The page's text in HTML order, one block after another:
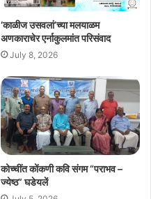
‘काळीज उसवलां’च्या मलयाळम
अणकाराचेर एर्नाकुलमांत परिसंवाद
July 8, 2026
कोच्चींत कोंकणी कवि संगम “पराभव –
ज्येष्ठ” घडेयलें